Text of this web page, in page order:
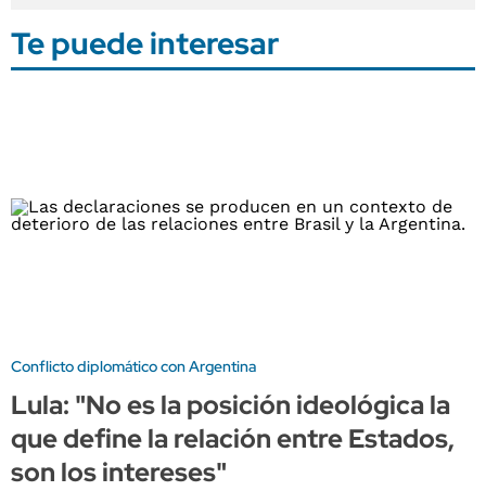
Te puede interesar
Conflicto diplomático con Argentina
Lula: "No es la posición ideológica la
que define la relación entre Estados,
son los intereses"